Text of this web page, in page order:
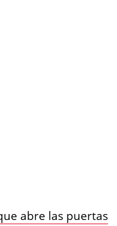
abre las puertas